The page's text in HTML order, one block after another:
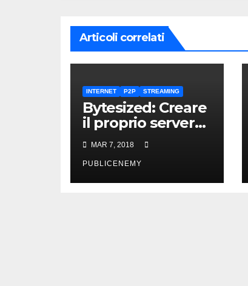
Articoli correlati
INTERNET P2P STREAMING
Bytesized: Creare
il proprio server
Plex in pochi
secondi
MAR 7, 2018
PUBLICENEMY